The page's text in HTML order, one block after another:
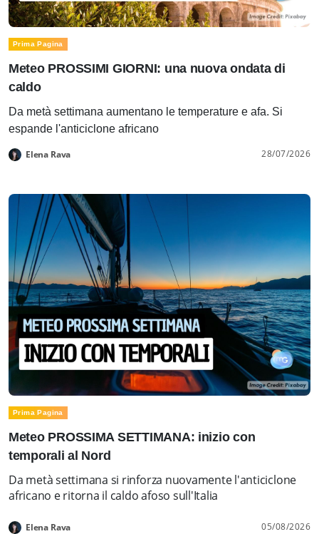
Prima Pagina
Meteo PROSSIMI GIORNI: una nuova ondata di
caldo
Da metà settimana aumentano le temperature e afa. Si
espande l'anticiclone africano
Elena Rava 28/07/2026
Prima Pagina
Meteo PROSSIMA SETTIMANA: inizio con
temporali al Nord
Da metà settimana si rinforza nuovamente l'anticiclone
africano e ritorna il caldo afoso sull'Italia
Elena Rava 05/08/2026